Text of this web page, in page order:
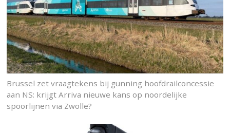
Brussel zet vraagtekens bij gunning hoofdrailconcessie
aan NS: krijgt Arriva nieuwe kans op noordelijke
spoorlijnen via Zwolle?